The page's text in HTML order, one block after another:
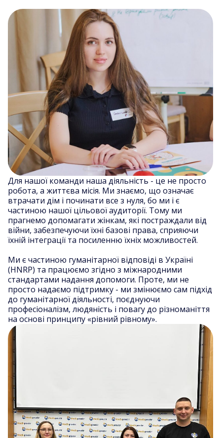
Для нашої команди наша діяльність - це не просто
робота, а життєва місія. Ми знаємо, що означає
втрачати дім і починати все з нуля, бо ми і є
частиною нашої цільової аудиторії. Тому ми
прагнемо допомагати жінкам, які постраждали від
війни, забезпечуючи їхні базові права, сприяючи
їхній інтеграції та посиленню їхніх можливостей.
Ми є частиною гуманітарної відповіді в Україні
(HNRP) та працюємо згідно з міжнародними
стандартами надання допомоги. Проте, ми не
просто надаємо підтримку - ми змінюємо сам підхід
до гуманітарної діяльності, поєднуючи
професіоналізм, людяність і повагу до різноманіття
на основі принципу «рівний рівному».